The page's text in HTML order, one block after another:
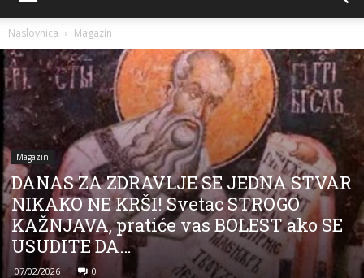
INFO
Naslovnica Magazin
Magazin
DANAS ZA ZDRAVLJE SE JEDNA STVAR
NIKAKO NE KRŠI! Svetac STROGO
KAŽNJAVA, pratiće vas BOLEST ako SE
USUDITE DA…
07/02/2026 0